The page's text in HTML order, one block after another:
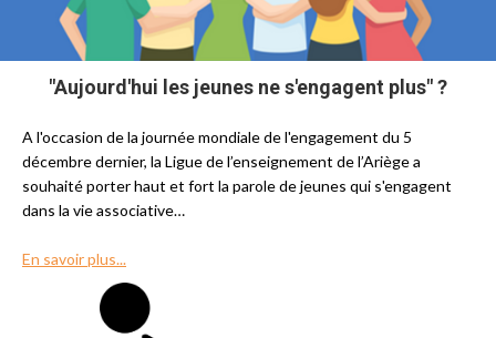
"Aujourd'hui les jeunes ne s'engagent plus" ?
A l'occasion de la journée mondiale de l'engagement du 5
décembre dernier, la Ligue de l’enseignement de l’Ariège a
souhaité porter haut et fort la parole de jeunes qui s'engagent
dans la vie associative…
En savoir plus...